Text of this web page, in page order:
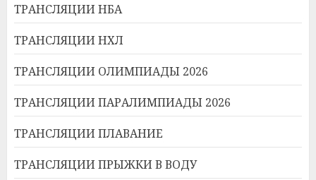
ТРАНСЛЯЦИИ НБА
ТРАНСЛЯЦИИ НХЛ
ТРАНСЛЯЦИИ ОЛИМПИАДЫ 2026
ТРАНСЛЯЦИИ ПАРАЛИМПИАДЫ 2026
ТРАНСЛЯЦИИ ПЛАВАНИЕ
ТРАНСЛЯЦИИ ПРЫЖКИ В ВОДУ